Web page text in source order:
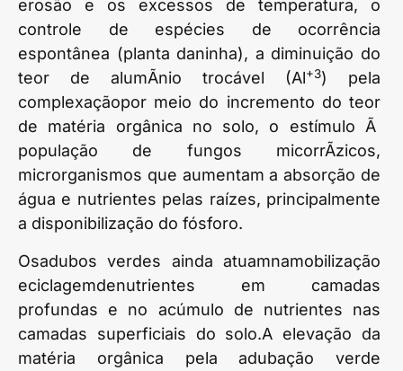
erosão e os excessos de temperatura, o
controle de espécies de ocorrência
espontânea (planta daninha), a diminuição do
teor de alumÃ­nio trocável (Al+3) pela
complexaçãopor meio do incremento do teor
de matéria orgânica no solo, o estímulo Ã
população de fungos micorrÃ­zicos,
microrganismos que aumentam a absorção de
água e nutrientes pelas raízes, principalmente
a disponibilização do fósforo.
Osadubos verdes ainda atuamnamobilização
eciclagemdenutrientes em camadas
profundas e no acúmulo de nutrientes nas
camadas superficiais do solo.A elevação da
matéria orgânica pela adubação verde